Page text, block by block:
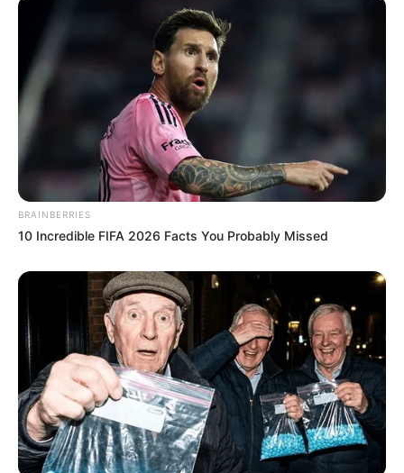
BRAINBERRIES
10 Incredible FIFA 2026 Facts You Probably Missed